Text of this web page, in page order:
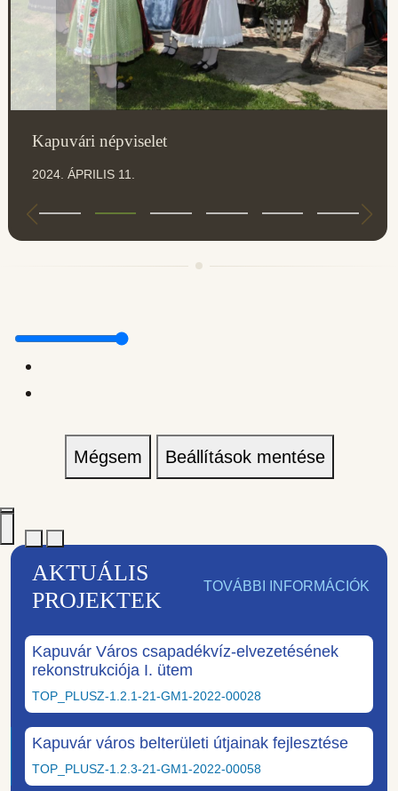
Kapuvári népviselet
2024. ÁPRILIS 11.
Mégsem Beállítások mentése
AKTUÁLIS
PROJEKTEK
TOVÁBBI INFORMÁCIÓK
Kapuvár Város csapadékvíz-elvezetésének
rekonstrukciója I. ütem
TOP_PLUSZ-1.2.1-21-GM1-2022-00028
Kapuvár város belterületi útjainak fejlesztése
TOP_PLUSZ-1.2.3-21-GM1-2022-00058